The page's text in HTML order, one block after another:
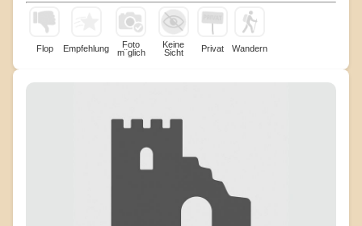
Flop Empfehlung
Foto
m¨glich
Keine
Sicht
Privat Wandern